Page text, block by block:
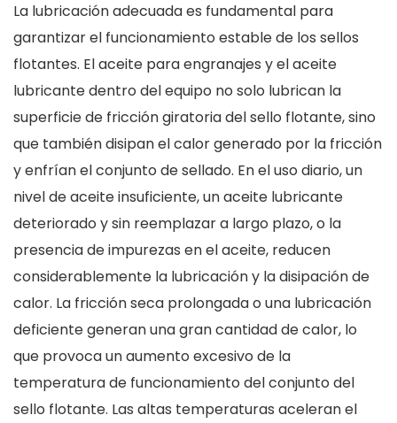
La lubricación adecuada es fundamental para
garantizar el funcionamiento estable de los sellos
flotantes. El aceite para engranajes y el aceite
lubricante dentro del equipo no solo lubrican la
superficie de fricción giratoria del sello flotante, sino
que también disipan el calor generado por la fricción
y enfrían el conjunto de sellado. En el uso diario, un
nivel de aceite insuficiente, un aceite lubricante
deteriorado y sin reemplazar a largo plazo, o la
presencia de impurezas en el aceite, reducen
considerablemente la lubricación y la disipación de
calor. La fricción seca prolongada o una lubricación
deficiente generan una gran cantidad de calor, lo
que provoca un aumento excesivo de la
temperatura de funcionamiento del conjunto del
sello flotante. Las altas temperaturas aceleran el